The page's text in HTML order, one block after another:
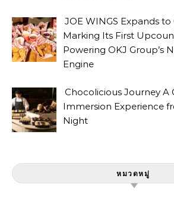
JOE WINGS Expands
Marking Its First
Powering OKJ Group’s
Engine
Chocolicious Journey A
Immersion Experience
Night
หมวดหมู่